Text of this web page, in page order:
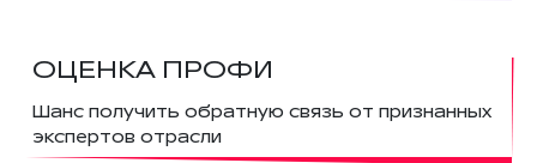
ОЦЕНКА ПРОФИ
Шанс получить обратную связь от признанных
экспертов отрасли